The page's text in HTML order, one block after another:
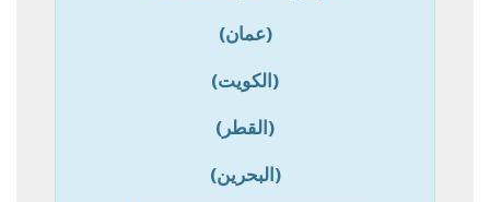
(عمان)
(الكويت)
(القطر)
(البحرين)